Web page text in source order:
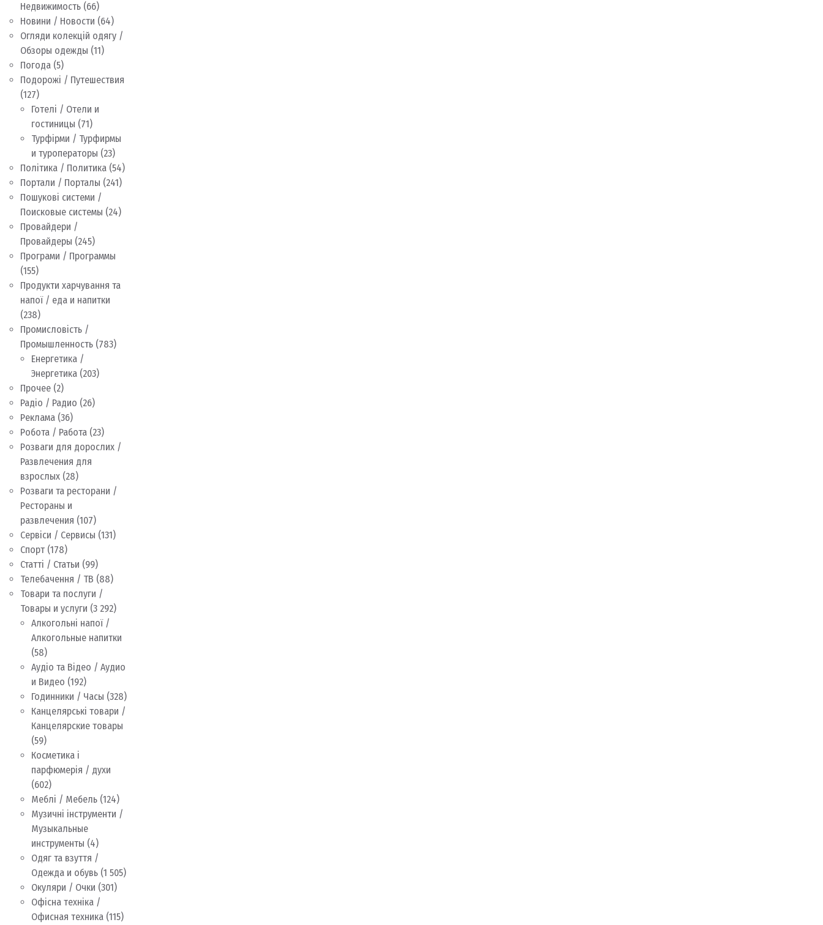
Недвижимость (66)
Новини / Новости (64)
Огляди колекцій одягу /
Обзоры одежды (11)
Погода (5)
Подорожі / Путешествия
(127)
Готелі / Отели и
гостиницы (71)
Турфірми / Турфирмы
и туроператоры (23)
Політика / Политика (54)
Портали / Порталы (241)
Пошукові системи /
Поисковые системы (24)
Провайдери /
Провайдеры (245)
Програми / Программы
(155)
Продукти харчування та
напої / еда и напитки
(238)
Промисловість /
Промышленность (783)
Енергетика /
Энергетика (203)
Прочее (2)
Радіо / Радио (26)
Реклама (36)
Робота / Работа (23)
Розваги для дорослих /
Развлечения для
взрослых (28)
Розваги та ресторани /
Рестораны и
развлечения (107)
Сервіси / Сервисы (131)
Спорт (178)
Статті / Статьи (99)
Телебачення / ТВ (88)
Товари та послуги /
Товары и услуги (3 292)
Алкогольні напої /
Алкогольные напитки
(58)
Аудіо та Відео / Аудио
и Видео (192)
Годинники / Часы (328)
Канцелярські товари /
Канцелярские товары
(59)
Косметика і
парфюмерія / духи
(602)
Меблі / Мебель (124)
Музичні інструменти /
Музыкальные
инструменты (4)
Одяг та взуття /
Одежда и обувь (1 505)
Окуляри / Очки (301)
Офісна техніка /
Офисная техника (115)